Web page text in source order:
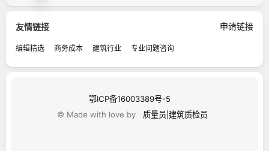
友情链接 申请链接
编辑精选 商务成本 建筑行业 专业问题咨询
鄂ICP备16003389号-5
© Made with love by
质量员|建筑质检员